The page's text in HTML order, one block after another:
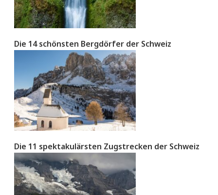
Die 14 schönsten Bergdörfer der Schweiz
Die 11 spektakulärsten Zugstrecken der Schweiz